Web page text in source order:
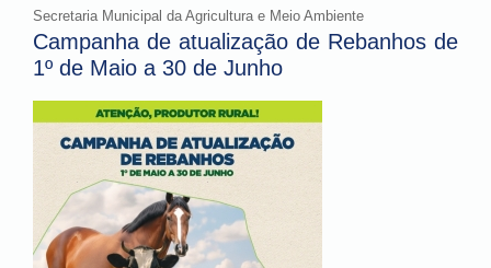
Secretaria Municipal da Agricultura e Meio Ambiente
Campanha de atualização de Rebanhos de
1º de Maio a 30 de Junho